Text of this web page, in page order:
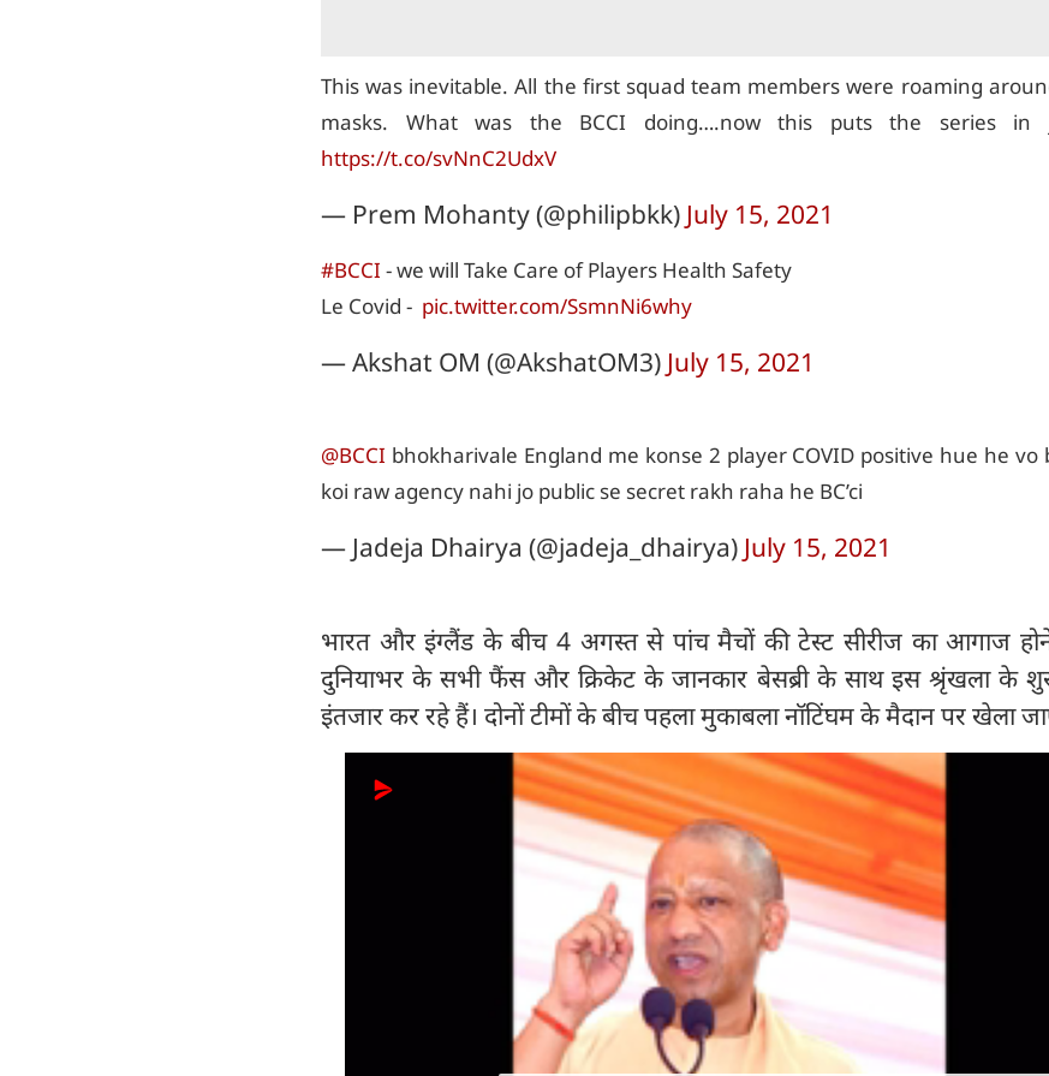
This was inevitable. All the first squad team members were roaming
masks. What was the BCCI doing….now this puts the series in
https://t.co/svNnC2UdxV
— Prem Mohanty (@philipbkk) July 15, 2021
#BCCI - we will Take Care of Players Health Safety
Le Covid - pic.twitter.com/SsmnNi6why
— Akshat OM (@AkshatOM3) July 15, 2021
@BCCI bhokharivale England me konse 2 player COVID positive hue he vo
koi raw agency nahi jo public se secret rakh raha he BC’ci
— Jadeja Dhairya (@jadeja_dhairya) July 15, 2021
भारत और इंग्लैंड के बीच 4 अगस्त से पांच मैचों की टेस्ट सीरीज का आगाज होने
दुनियाभर के सभी फैंस और क्रिकेट के जानकार बेसब्री के साथ इस श्रृंखला के
इंतजार कर रहे हैं। दोनों टीमों के बीच पहला मुकाबला नॉटिंघम के मैदान पर खेला